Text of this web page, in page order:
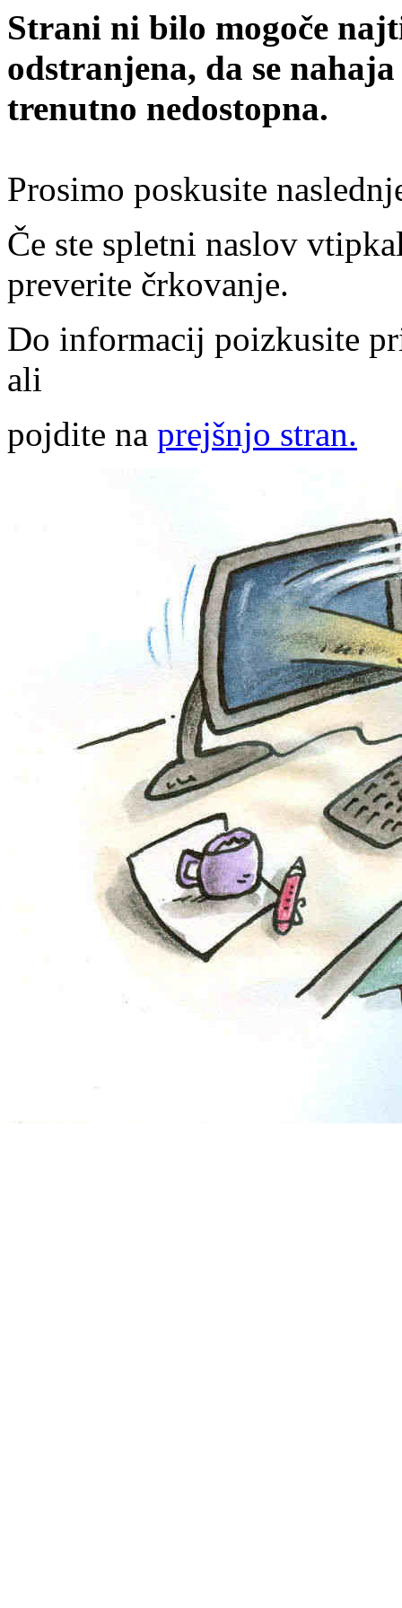
Strani ni bilo mogoče
odstranjena, da se
trenutno nedostopna.
Prosimo poskusite
Če ste spletni naslov
preverite črkovanje.
Do informacij poizkusite
ali
pojdite na prejšnjo stran.